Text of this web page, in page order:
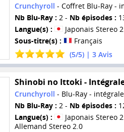
Crunchyroll - Coffret Blu-Ray -
Nb Blu-Ray : 2 - Nb épisodes :
Langue(s) :
Japonais Stereo
Sous-titre(s) :
Français
(5/5) | 3Avis
Shinobi no Ittoki -
Crunchyroll - Blu-Ray - intégrale
Nb Blu-Ray : 2 - Nb épisodes :
Langue(s) :
Japonais Stereo
Allemand Stereo 2.0